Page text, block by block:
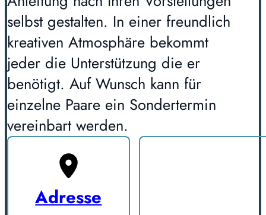
selbst gestalten. In einer freundlich
kreativen Atmosphäre bekommt
jeder die Unterstützung die er
benötigt. Auf Wunsch kann für
einzelne Paare ein Sondertermin
vereinbart werden.
Adresse